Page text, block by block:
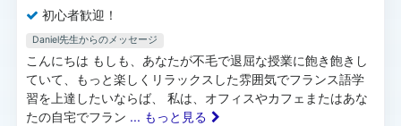
初心者歓迎！
Daniel先生からのメッセージ
こんにちは もしも、あなたが不毛で退屈な授業に飽き飽きし
ていて、もっと楽しくリラックスした雰囲気でフランス語学
習を上達したいならば、 私は、オフィスやカフェまたはあな
たの自宅でフラン ... もっと見る